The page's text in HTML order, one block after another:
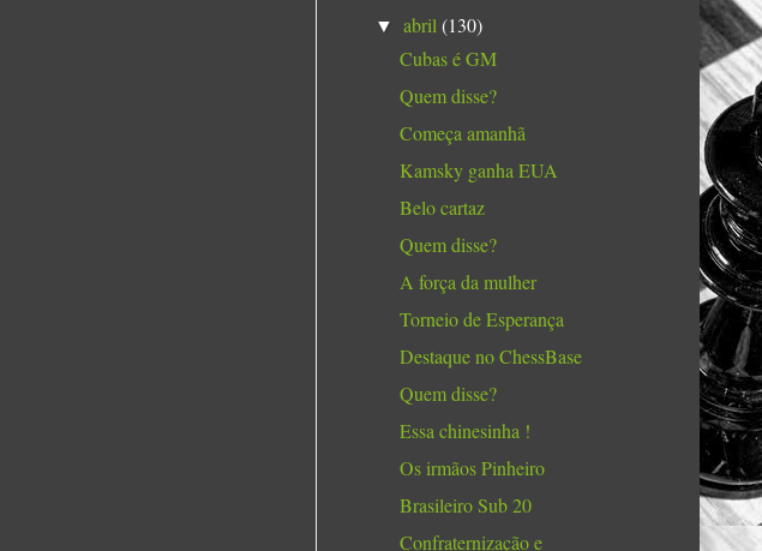
▼abril(130)
Cubas é GM
Quem disse?
Começa amanhã
Kamsky ganha EUA
Belo cartaz
Quem disse?
A força da mulher
Torneio de Esperança
Destaque no ChessBase
Quem disse?
Essa chinesinha !
Os irmãos Pinheiro
Brasileiro Sub 20
Confraternização e